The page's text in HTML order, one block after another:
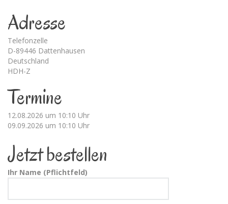
Adresse
Telefonzelle
D-89446 Dattenhausen
Deutschland
HDH-Z
Termine
12.08.2026 um 10:10 Uhr
09.09.2026 um 10:10 Uhr
Jetzt bestellen
Ihr Name (Pflichtfeld)